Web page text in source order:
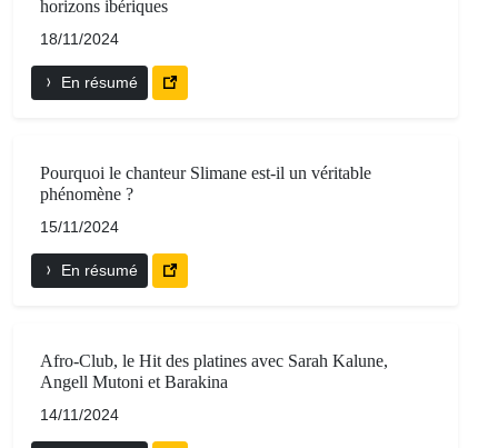
horizons ibériques
18/11/2024
En résumé
Pourquoi le chanteur Slimane est-il un véritable
phénomène ?
15/11/2024
En résumé
Afro-Club, le Hit des platines avec Sarah Kalune,
Angell Mutoni et Barakina
14/11/2024